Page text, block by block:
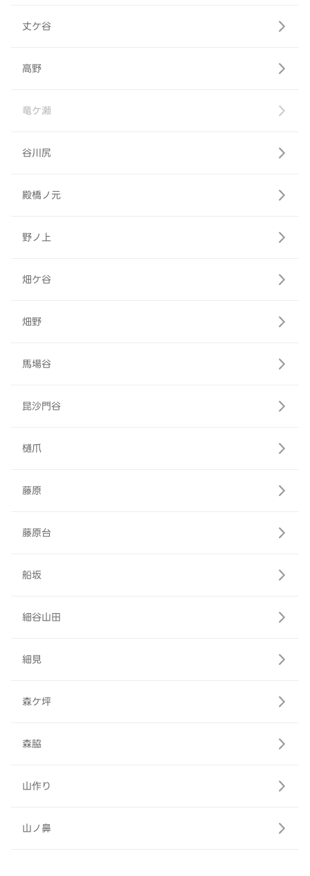
丈ケ谷
高野
竜ケ瀬
谷川尻
殿橋ノ元
野ノ上
畑ケ谷
畑野
馬場谷
昆沙門谷
樋爪
藤原
藤原台
船坂
細谷山田
細見
森ケ坪
森脇
山作り
山ノ鼻